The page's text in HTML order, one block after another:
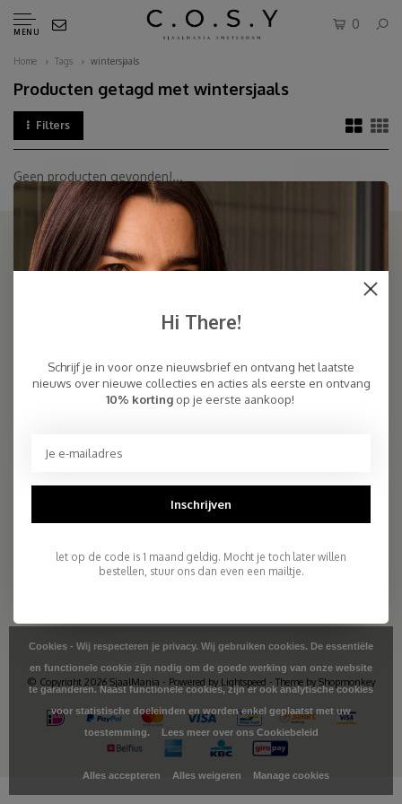
MENU
0
Home Tags wintersjaals
Producten getagd met wintersjaals
Filters
Geen producten gevonden!...
SJAALMANIA
kleuren/Luxury basic scarves made of high quality natural yarns
info@sjaalmania.nl
9.5
2.261 reviews
KLANTENSERVICE
© Copyright 2026 SjaalMania - Powered by Lightspeed - Theme by Shopmonkey
Cookies - Wij respecteren je privacy. Wij gebruiken cookies. De essentiële
en functionele cookie zijn nodig om de goede werking van onze website
te garanderen. Naast functionele cookies, zijn er ook analytische cookies
voor statistische doeleinden en worden enkel geplaatst met uw
toestemming.
Lees meer over ons Cookiebeleid
Alles accepteren Alles weigeren Manage cookies
Hi There!
Schrijf je in voor onze nieuwsbrief en ontvang het laatste
nieuws over nieuwe collecties en acties als eerste en ontvang
10% korting op je eerste aankoop!
Inschrijven
let op de code is 1 maand geldig. Mocht je toch later willen
bestellen, stuur ons dan even een mailtje.